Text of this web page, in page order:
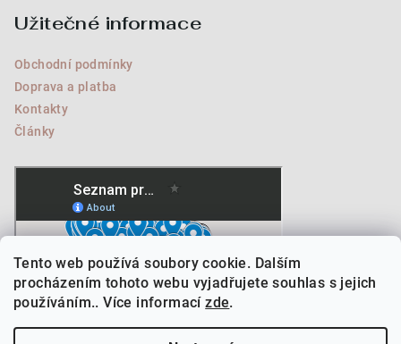
Tento web používá soubory cookie. Dalším
procházením tohoto webu vyjadřujete souhlas s jejich
používáním.. Více informacízde.
Užitečné informace
Obchodní podmínky
Doprava a platba
Kontakty
Články